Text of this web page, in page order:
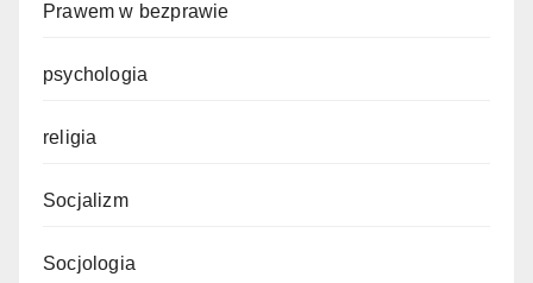
Prawem w bezprawie
psychologia
religia
Socjalizm
Socjologia